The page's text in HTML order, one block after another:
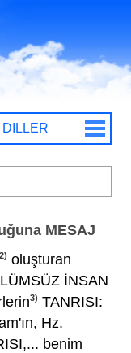
son
MESAJ
2) oluşturan
İNSAN
3) TANRISI:
Hz.
benim